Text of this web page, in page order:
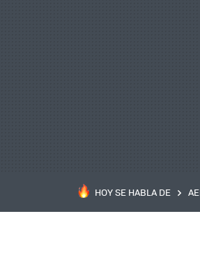
HOY SE HABLA DE